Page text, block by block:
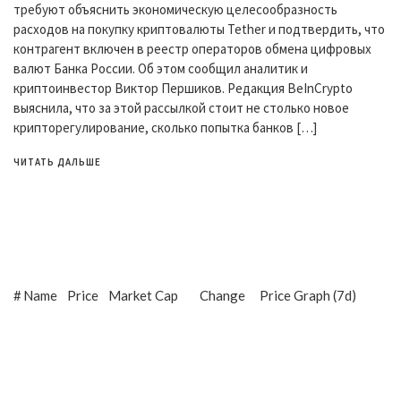
требуют объяснить экономическую целесообразность
расходов на покупку криптовалюты Tether и подтвердить, что
контрагент включен в реестр операторов обмена цифровых
валют Банка России. Об этом сообщил аналитик и
криптоинвестор Виктор Першиков. Редакция BeInCrypto
выяснила, что за этой рассылкой стоит не столько новое
крипторегулирование, сколько попытка банков […]
ЧИТАТЬ ДАЛЬШЕ
#Name Price Market Cap Change Price Graph (7d)